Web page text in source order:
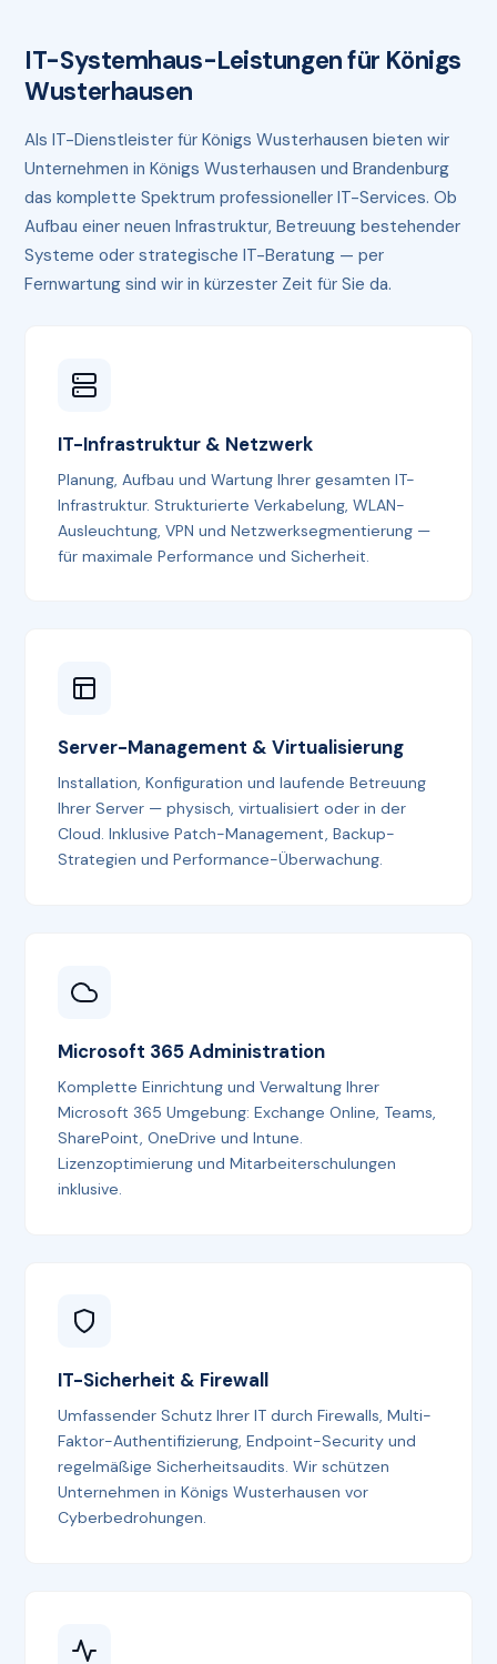
IT-Systemhaus-Leistungen für Königs
Wusterhausen
Als IT-Dienstleister für Königs Wusterhausen bieten wir
Unternehmen in Königs Wusterhausen und Brandenburg
das komplette Spektrum professioneller IT-Services. Ob
Aufbau einer neuen Infrastruktur, Betreuung bestehender
Systeme oder strategische IT-Beratung — per
Fernwartung sind wir in kürzester Zeit für Sie da.
IT-Infrastruktur & Netzwerk
Planung, Aufbau und Wartung Ihrer gesamten IT-
Infrastruktur. Strukturierte Verkabelung, WLAN-
Ausleuchtung, VPN und Netzwerksegmentierung —
für maximale Performance und Sicherheit.
Server-Management & Virtualisierung
Installation, Konfiguration und laufende Betreuung
Ihrer Server — physisch, virtualisiert oder in der
Cloud. Inklusive Patch-Management, Backup-
Strategien und Performance-Überwachung.
Microsoft 365 Administration
Komplette Einrichtung und Verwaltung Ihrer
Microsoft 365 Umgebung: Exchange Online, Teams,
SharePoint, OneDrive und Intune.
Lizenzoptimierung und Mitarbeiterschulungen
inklusive.
IT-Sicherheit & Firewall
Umfassender Schutz Ihrer IT durch Firewalls, Multi-
Faktor-Authentifizierung, Endpoint-Security und
regelmäßige Sicherheitsaudits. Wir schützen
Unternehmen in Königs Wusterhausen vor
Cyberbedrohungen.